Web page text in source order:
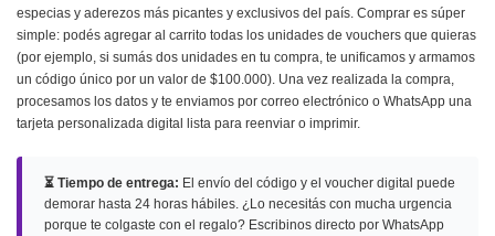
especias y aderezos más picantes y exclusivos del país. Comprar es súper
simple: podés agregar al carrito todas los unidades de vouchers que quieras
(por ejemplo, si sumás dos unidades en tu compra, te unificamos y armamos
un código único por un valor de $100.000). Una vez realizada la compra,
procesamos los datos y te enviamos por correo electrónico o WhatsApp una
tarjeta personalizada digital lista para reenviar o imprimir.
⏳ Tiempo de entrega: El envío del código y el voucher digital puede
demorar hasta 24 horas hábiles. ¿Lo necesitás con mucha urgencia
porque te colgaste con el regalo? Escribinos directo por WhatsApp